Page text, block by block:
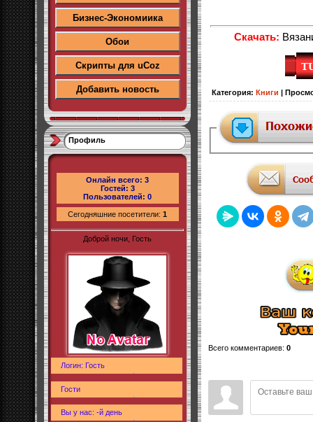
Бизнес-Экономиика
Обои
Скрипты для uCoz
Добавить новость
Профиль
Онлайн всего: 3
Гостей: 3
Пользователей: 0
Сегодняшние посетители: 1
Доброй ночи, Гость
Логин: Гость
Гости
Вы у нас: -й день
Скачать:
Категория: Книги
Всего комментариев: 0